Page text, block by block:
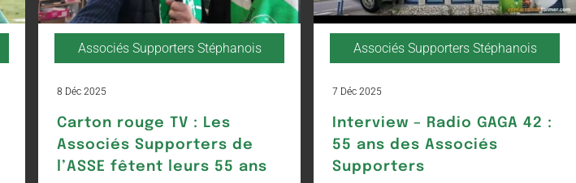
Associés Supporters Stéphanois
8 Déc 2025
Carton rouge TV : Les
Associés Supporters de
l’ASSE fêtent leurs 55 ans
Associés Supporters Stéphanois
7 Déc 2025
Interview – Radio GAGA 42 :
55 ans des Associés
Supporters